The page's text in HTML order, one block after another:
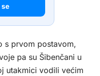
s prvom postavom,
pa su Šibenčani u
utakmici vodili većim